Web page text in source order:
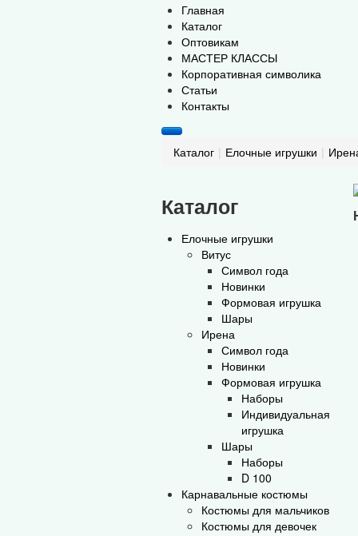
Главная
Каталог
Оптовикам
МАСТЕР КЛАССЫ
Корпоративная символика
Статьи
Контакты
Каталог | Елочные игрушки |
Каталог
Елочные игрушки
Витус
Символ года
Новинки
Формовая игрушка
Шары
Ирена
Символ года
Новинки
Формовая игрушка
Наборы
Индивидуальная
игрушка
Шары
Наборы
D 100
Карнавальные костюмы
Костюмы для мальчиков
Костюмы для девочек